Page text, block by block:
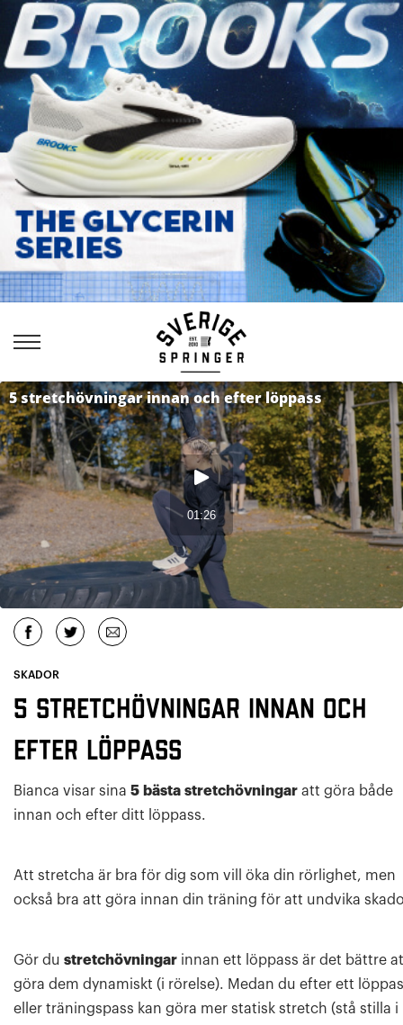
SKADOR
5 stretchövningar innan och
efter löppass
Bianca visar sina 5 bästa stretchövningar att göra både
innan och efter ditt löppass.
Att stretcha är bra för dig som vill öka din rörlighet, men
också bra att göra innan din träning för att undvika
Gör du stretchövningar innan ett löppass är det bättre
göra dem dynamiskt (i rörelse). Medan du efter ett
eller träningspass kan göra mer statisk stretch (stå stilla i